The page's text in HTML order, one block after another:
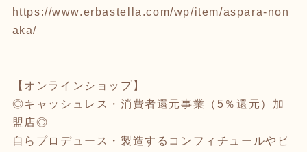
https://www.erbastella.com/wp/item/aspara-non
aka/
【オンラインショップ】
◎キャッシュレス・消費者還元事業（5％還元）加
盟店◎
自らプロデュース・製造するコンフィチュールやピ